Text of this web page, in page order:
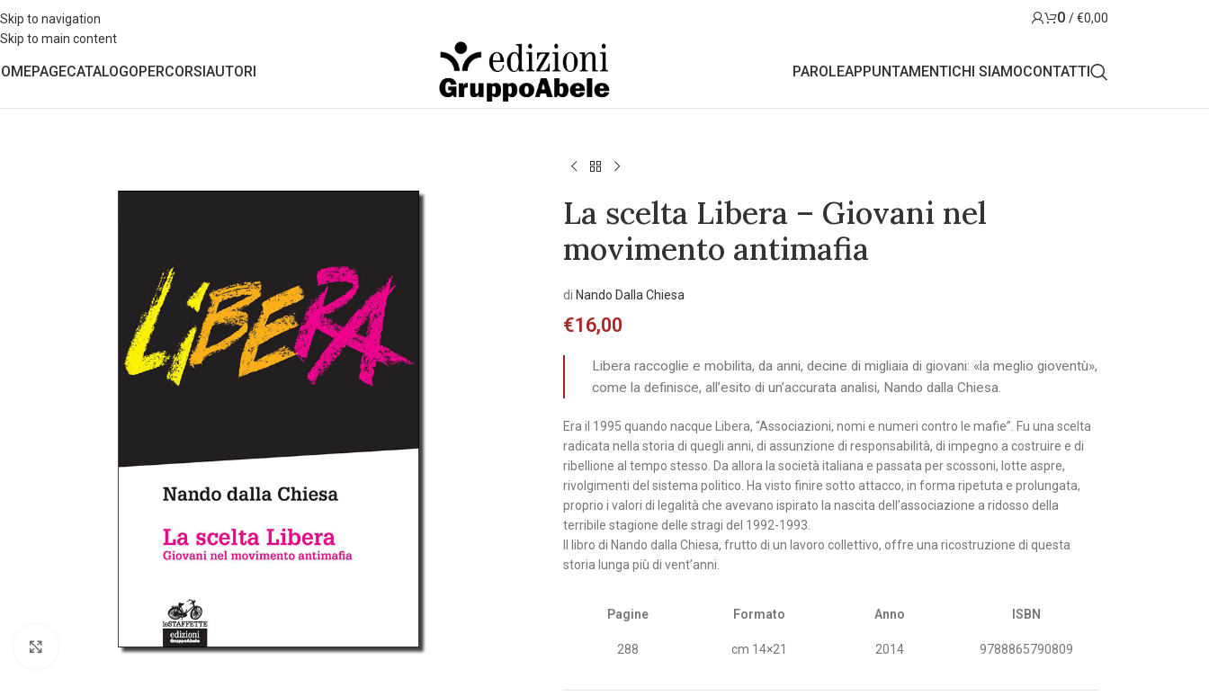
Skip to navigation
Skip to main content
0 /€0,00
CATALOGOPERCORSIAUTORI PAROLEAPPUNTAMENTICHI SIAMOCONTATTI
Allarga l'immagine
La scelta Libera – Giovani nel
movimento antimafia
di Nando Dalla Chiesa
€16,00
Libera raccoglie e mobilita, da anni, decine di migliaia di giovani: «la meglio gioventù»,
come la definisce, all’esito di un’accurata analisi, Nando dalla Chiesa.
Era il 1995 quando nacque Libera, “Associazioni, nomi e numeri contro le mafie”. Fu una scelta
radicata nella storia di quegli anni, di assunzione di responsabilità, di impegno a costruire e di
ribellione al tempo stesso. Da allora la società italiana e passata per scossoni, lotte aspre,
rivolgimenti del sistema politico. Ha visto finire sotto attacco, in forma ripetuta e prolungata,
proprio i valori di legalità che avevano ispirato la nascita dell’associazione a ridosso della
terribile stagione delle stragi del 1992-1993.
Il libro di Nando dalla Chiesa, frutto di un lavoro collettivo, offre una ricostruzione di questa
storia lunga più di vent’anni.
Pagine
288
Formato
cm 14×21
Anno
2014
ISBN
9788865790809